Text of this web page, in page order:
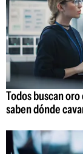
Todos buscan
saben dónde